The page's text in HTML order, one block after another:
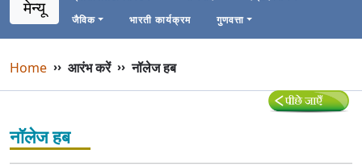
मेन्यू
Main Navigation 1
Main Menu Horizontal
जैविक
भारती कार्यक्रम गुणवत्ता
Breadcrumb
Home ›› आरंभ करें››नॉलेज हब
नॉलेज हब